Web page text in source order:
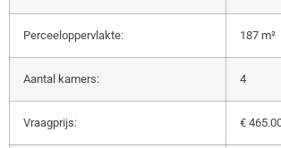
Perceeloppervlakte: 187 m²
Aantal kamers: 4
Vraagprijs: €